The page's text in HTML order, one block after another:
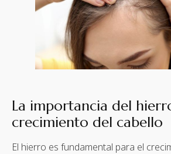
La importancia del
crecimiento del cabello
El hierro es fundamental para el